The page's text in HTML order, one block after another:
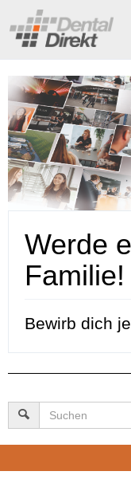
Werde
Familie!
Bewirb dich